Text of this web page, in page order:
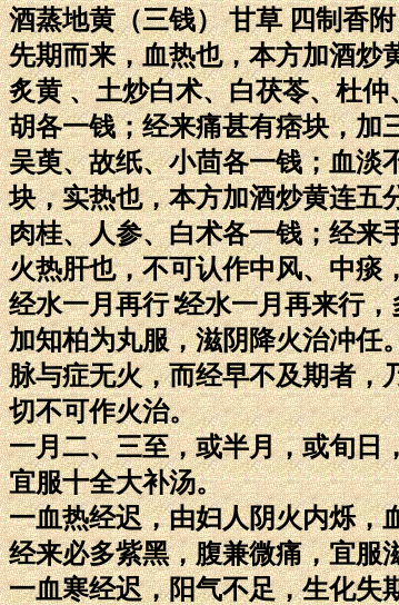
酒蒸地黄（三钱） 甘草 四制香
先期而来，血热也，本方加酒炒
炙黄 、土炒白术、白茯苓、杜
胡各一钱；经来痛甚有痞块，加
吴萸、故纸、小茴各一钱；血淡
块，实热也，本方加酒炒黄连五
肉桂、人参、白术各一钱；经来
火热肝也，不可认作中风、中痰
经水一月再行∶经水一月再来行
加知柏为丸服，滋阴降火治冲任
脉与症无火，而经早不及期者，
切不可作火治。
一月二、三至，或半月，或旬日
宜服十全大补汤。
一血热经迟，由妇人阴火内烁，
经来必多紫黑，腹兼微痛，宜服
一血寒经迟，阳气不足，生化失